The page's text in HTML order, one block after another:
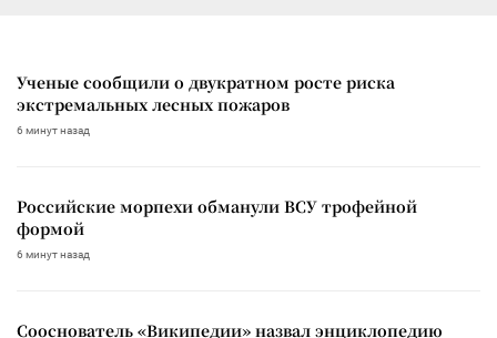
Ученые сообщили о двукратном росте риска
экстремальных лесных пожаров
6 минут назад
Российские морпехи обманули ВСУ трофейной
формой
6 минут назад
Сооснователь «Википедии» назвал энциклопедию